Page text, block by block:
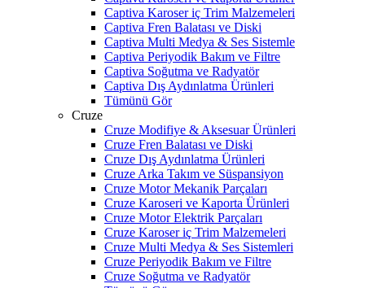
Captiva Karoser iç Trim Malzemeleri
Captiva Fren Balatası ve Diski
Captiva Multi Medya & Ses Sistemle
Captiva Periyodik Bakım ve Filtre
Captiva Soğutma ve Radyatör
Captiva Dış Aydınlatma Ürünleri
Tümünü Gör
Cruze
Cruze Modifiye & Aksesuar Ürünleri
Cruze Fren Balatası ve Diski
Cruze Dış Aydınlatma Ürünleri
Cruze Arka Takım ve Süspansiyon
Cruze Motor Mekanik Parçaları
Cruze Karoseri ve Kaporta Ürünleri
Cruze Motor Elektrik Parçaları
Cruze Karoser iç Trim Malzemeleri
Cruze Multi Medya & Ses Sistemleri
Cruze Periyodik Bakım ve Filtre
Cruze Soğutma ve Radyatör